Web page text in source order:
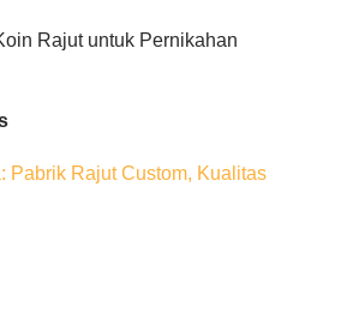
Rajut untuk Pernikahan
Pabrik Rajut Custom, Kualitas